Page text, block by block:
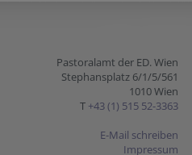
Pastoralamt der ED. Wien
Stephansplatz 6/1/5/561
1010 Wien
T +43 (1) 515 52-3363
E-Mail schreiben
Impressum